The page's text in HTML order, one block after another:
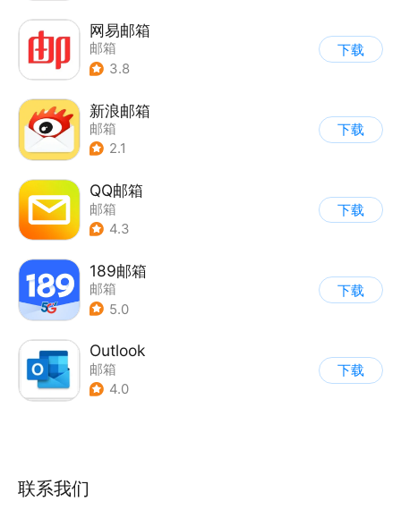
网易邮箱
邮箱
3.8
下载
新浪邮箱
邮箱
2.1
下载
QQ邮箱
邮箱
4.3
下载
189邮箱
邮箱
5.0
下载
Outlook
邮箱
4.0
下载
联系我们